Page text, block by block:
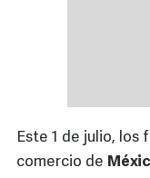
Este 1 de julio, los
comercio de